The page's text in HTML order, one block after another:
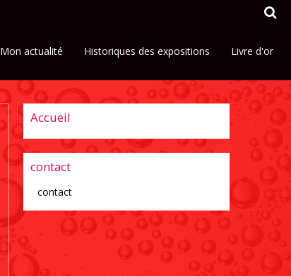
Mon actualité Historiques des expositions Livre d'or
Accueil
contact
contact